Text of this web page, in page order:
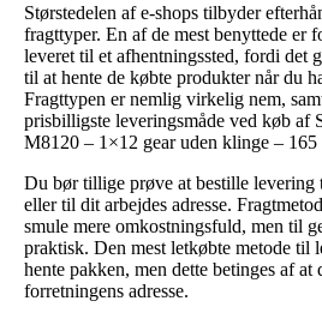
Størstedelen af e-shops tilbyder
fragttyper. En af de mest benyttede er
leveret til et afhentningssted, fordi det
til at hente de købte produkter når du
Fragttypen er nemlig virkelig nem,
prisbilligste leveringsmåde ved køb
M8120 – 1×12 gear uden klinge – 165
Du bør tillige prøve at bestille
eller til dit arbejdes adresse.
smule mere omkostningsfuld, men til
praktisk. Den mest letkøbte metode til
hente pakken, men dette betinges af
forretningens adresse.